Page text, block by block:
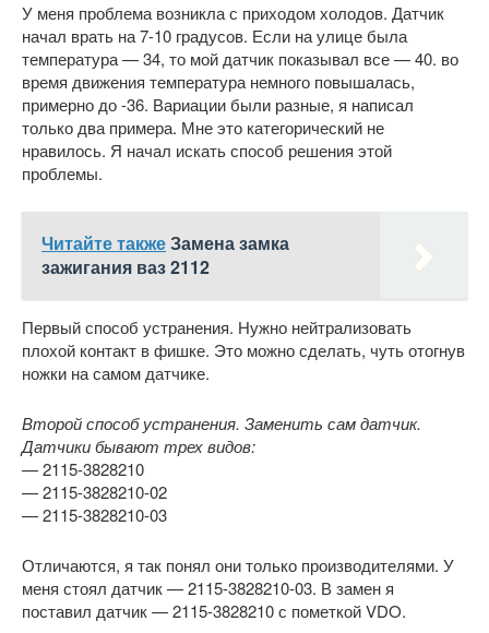
У меня проблема возникла с приходом холодов. Датчик
начал врать на 7-10 градусов. Если на улице была
температура — 34, то мой датчик показывал все — 40. во
время движения температура немного повышалась,
примерно до -36. Вариации были разные, я написал
только два примера. Мне это категорический не
нравилось. Я начал искать способ решения этой
проблемы.
Читайте такжеЗамена замка
зажигания ваз 2112
Первый способ устранения. Нужно нейтрализовать
плохой контакт в фишке. Это можно сделать, чуть отогнув
ножки на самом датчике.
Второй способ устранения. Заменить сам датчик.
Датчики бывают трех видов:
— 2115-3828210
— 2115-3828210-02
— 2115-3828210-03
Отличаются, я так понял они только производителями. У
меня стоял датчик — 2115-3828210-03. В замен я
поставил датчик — 2115-3828210 с пометкой VDO.